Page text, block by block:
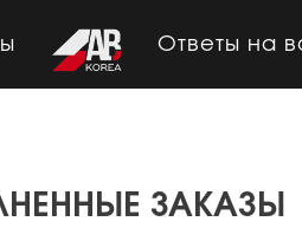
Ответы на
ЗАКАЗЫ